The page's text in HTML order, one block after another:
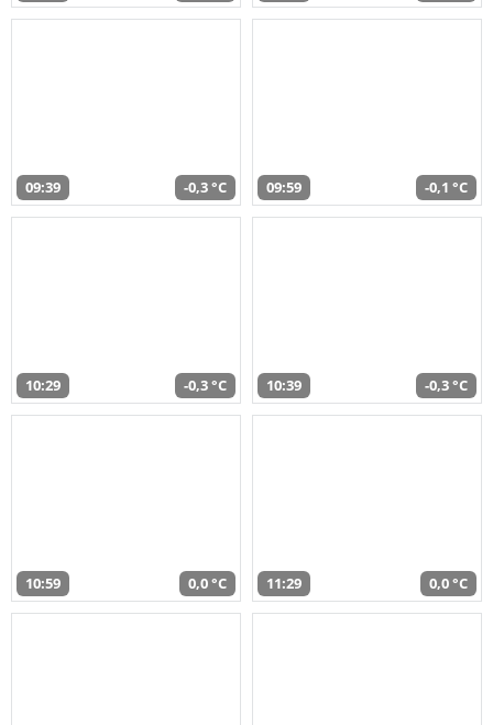
09:39 -0,3 °C 09:59 -0,1 °C
10:29 -0,3 °C 10:39 -0,3 °C
10:59 0,0 °C 11:29 0,0 °C